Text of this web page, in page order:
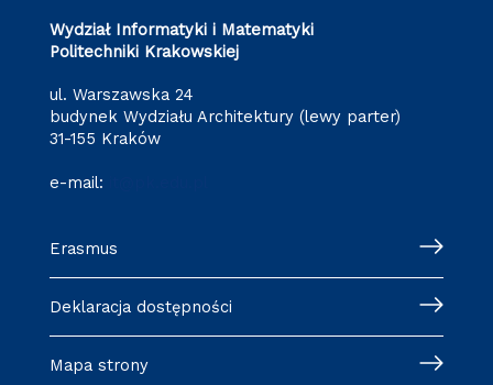
Wydział Informatyki i Matematyki
Politechniki Krakowskiej
ul. Warszawska 24
budynek Wydziału Architektury (lewy parter)
31-155 Kraków
e-mail:
Erasmus
Deklaracja dostępności
Mapa strony